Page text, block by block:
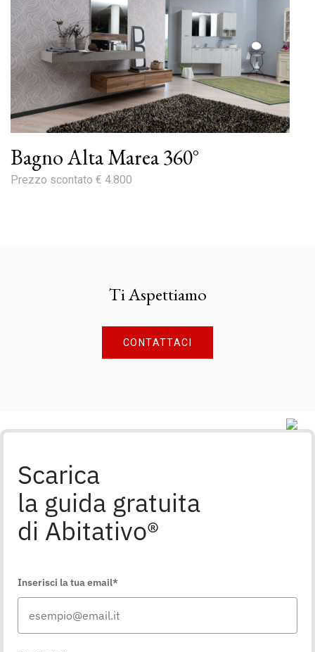
Bagno Alta Marea 360°
Prezzo scontato € 4.800
Ti Aspettiamo
CONTATTACI
Scarica
la guida gratuita
di Abitativo®
Inserisci la tua email*